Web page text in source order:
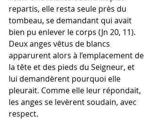
repartis, elle resta seule près du
tombeau, se demandant qui avait
bien pu enlever le corps (Jn 20, 11).
Deux anges vêtus de blancs
apparurent alors à l’emplacement de
la tête et des pieds du Seigneur, et
lui demandèrent pourquoi elle
pleurait. Comme elle leur répondait,
les anges se levèrent soudain, avec
respect.